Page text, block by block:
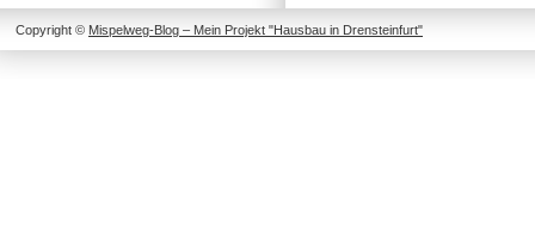
Copyright © Mispelweg-Blog – Mein Projekt "Hausbau in Drensteinfurt"